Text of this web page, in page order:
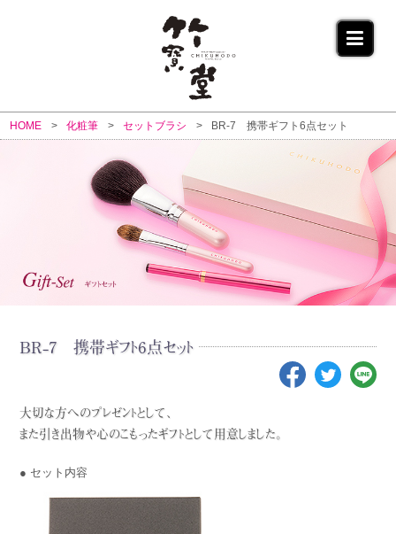
HOME 化粧筆 セットブラシ BR-7 携帯ギフト6点セット
BR-7 携帯ギフト6点セット
大切な方へのプレゼントとして、
また引き出物や心のこもったギフトとして用意しました。
● セット内容